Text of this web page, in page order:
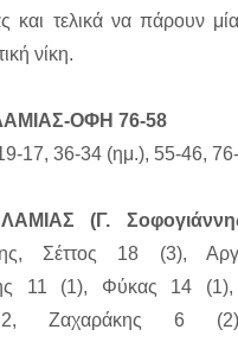
και τελικά να πάρουν
νίκη.
ΟΦΗ 76-58
17, 36-34 (ημ.), 55-46,
(Γ.
Σέττος 18 (3),
11 (1), Φύκας 14
Ζαχαράκης 6 (2),